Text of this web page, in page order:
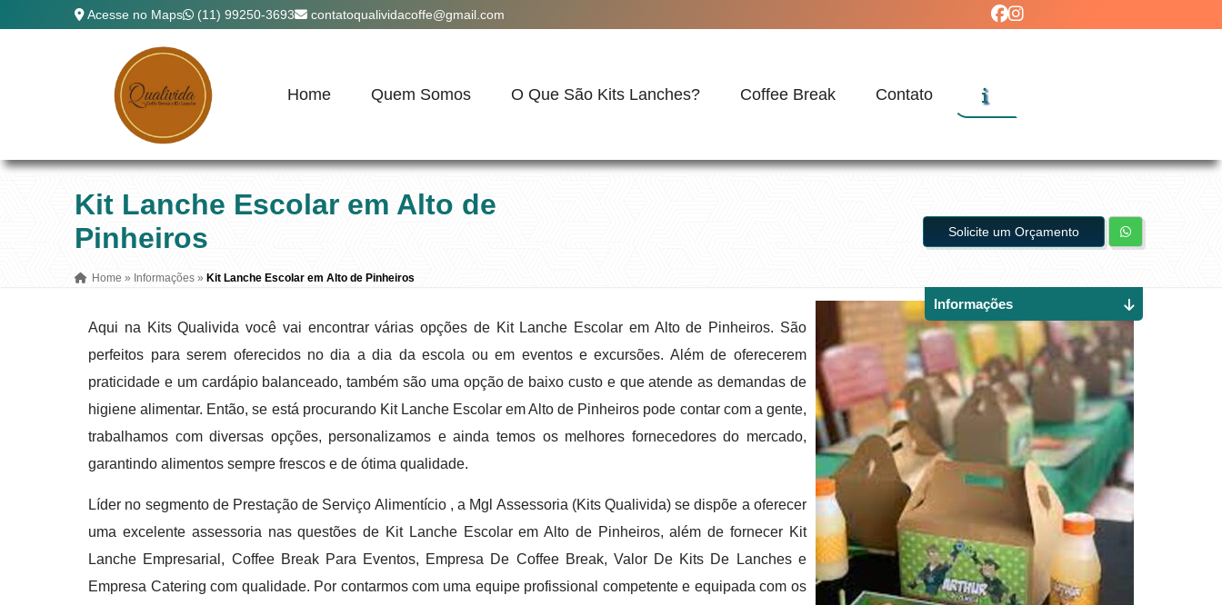
Acesse no Maps (11) 99250-3693 contatoqualividacoffe@gmail.com
Home Quem Somos O Que São Kits Lanches? Coffee Break Contato
Kit Lanche Escolar em Alto de
Pinheiros
Home » Informações » Kit Lanche Escolar em Alto de Pinheiros
Solicite um Orçamento
Aqui na Kits Qualivida você vai encontrar várias opções de Kit Lanche Escolar em Alto de Pinheiros. São
perfeitos para serem oferecidos no dia a dia da escola ou em eventos e excursões. Além de oferecerem
praticidade e um cardápio balanceado, também são uma opção de baixo custo e que atende as demandas de
higiene alimentar. Então, se está procurando Kit Lanche Escolar em Alto de Pinheiros pode contar com a gente,
trabalhamos com diversas opções, personalizamos e ainda temos os melhores fornecedores do mercado,
garantindo alimentos sempre frescos e de ótima qualidade.
Líder no segmento de Prestação de Serviço Alimentício , a Mgl Assessoria (Kits Qualivida) se dispõe a oferecer
uma excelente assessoria nas questões de Kit Lanche Escolar em Alto de Pinheiros, além de fornecer Kit
Lanche Empresarial, Coffee Break Para Eventos, Empresa De Coffee Break, Valor De Kits De Lanches e
Empresa Catering com qualidade. Por contarmos com uma equipe profissional competente e equipada com os
Informações